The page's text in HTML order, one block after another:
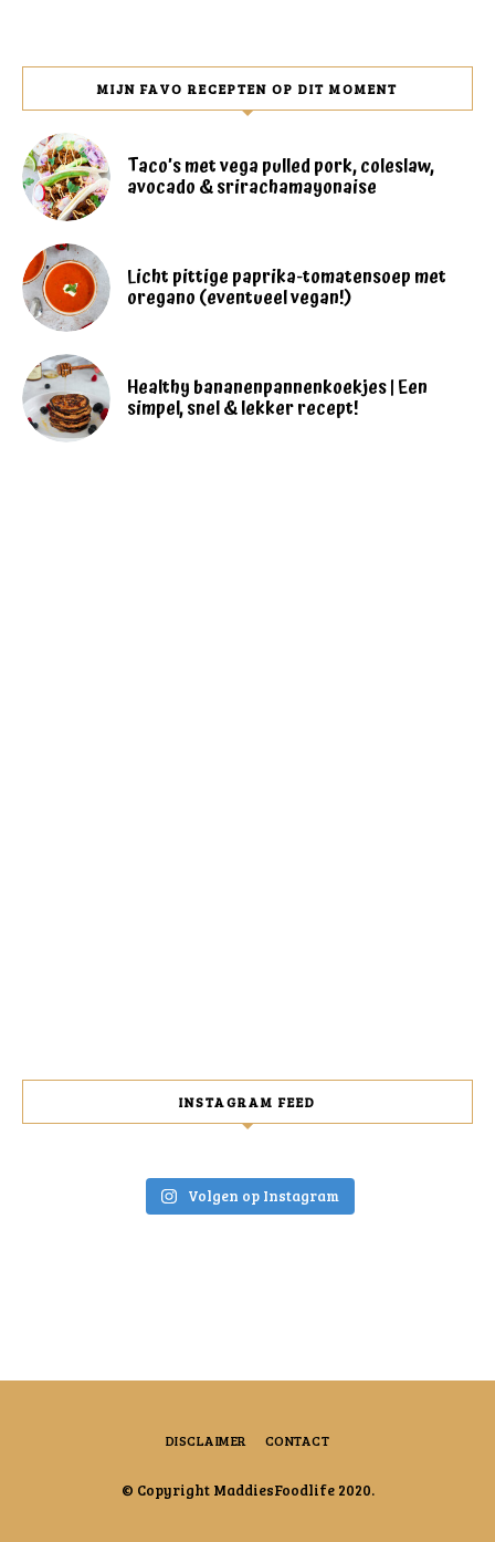
MIJN FAVO RECEPTEN OP DIT MOMENT
Taco’s met vega pulled pork, coleslaw,
avocado & srirachamayonaise
Licht pittige paprika-tomatensoep met
oregano (eventueel vegan!)
Healthy bananenpannenkoekjes | Een
simpel, snel & lekker recept!
INSTAGRAM FEED
Volgen op Instagram
DISCLAIMER CONTACT
© Copyright MaddiesFoodlife 2020.